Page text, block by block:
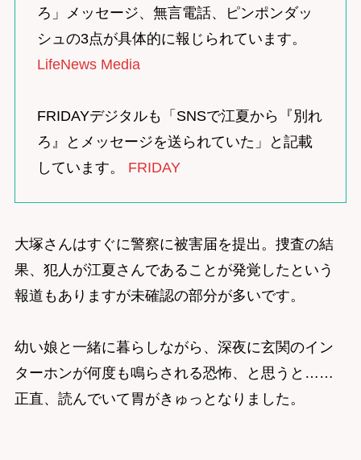
ろ」メッセージ、無言電話、ピンポンダッ
シュの3点が具体的に報じられています。
LifeNews Media
FRIDAYデジタルも「SNSで江夏から『別れ
ろ』とメッセージを送られていた」と記載
しています。 FRIDAY
大塚さんはすぐに警察に被害届を提出。捜査の結
果、犯人が江夏さんであることが発覚したという
報道もありますが未確認の部分が多いです。
幼い娘と一緒に暮らしながら、深夜に玄関のイン
ターホンが何度も鳴らされる恐怖、と思うと……
正直、読んでいて胃がきゅっとなりました。